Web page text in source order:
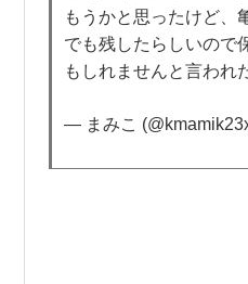
もうかと思ったけど、
でも残したらしいので
もしれませんと言われ
— まみこ